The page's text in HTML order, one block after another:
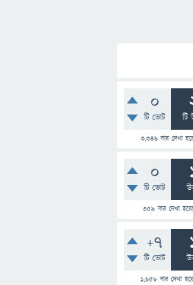
0
টি ভোট টি
3,346বার দেখা
0
টি ভোট
359 বার দেখা
+7
টি ভোট
1,658 বার দেখা